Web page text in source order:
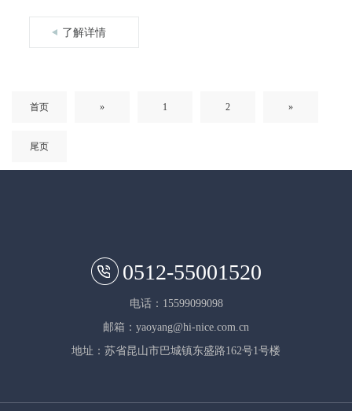
了解详情
首页 » 1 2 »
尾页
0512-55001520
电话：15599099098
邮箱：yaoyang@hi-nice.com.cn
地址：苏省昆山市巴城镇东盛路162号1号楼